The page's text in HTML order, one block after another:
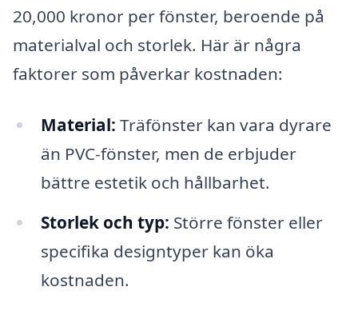
20,000 kronor per fönster, beroende på
materialval och storlek. Här är några
faktorer som påverkar kostnaden:
Material: Träfönster kan vara dyrare
än PVC-fönster, men de erbjuder
bättre estetik och hållbarhet.
Storlek och typ: Större fönster eller
specifika designtyper kan öka
kostnaden.